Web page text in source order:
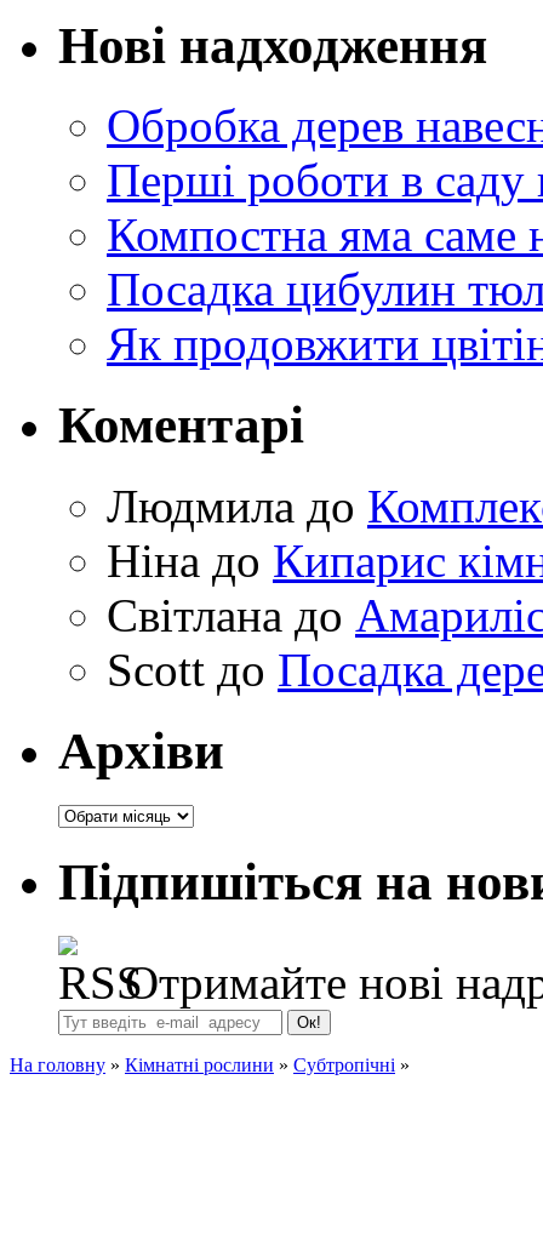
Нові надходження
Обробка дерев
Перші роботи в саду
Компостна яма саме
Посадка цибулин
Як продовжити
Коментарі
Людмила до
Ніна до Кипарис
Світлана до
Scott до Посадка
Архіви
Архіви
Підпишіться на
Отримайте нові
На головну » Кімнатні рослини » Субтропічні »